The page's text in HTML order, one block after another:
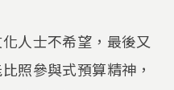
人士不希望，最後又
照參與式預算精神，